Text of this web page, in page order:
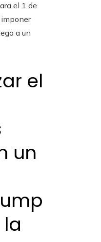
el 1 de
a un
el
un